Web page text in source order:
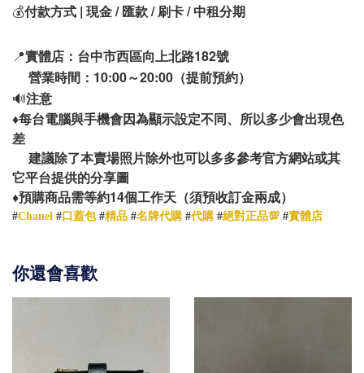
💰付款方式 | 現金 / 匯款 / 刷卡 / 中租分期
📍實體店：台中市西區向上北路182號
營業時間：10:00～20:00（提前預約）
🔊注意
♦️每台電腦與手機會因為顯示設定不同、所以多少會出現色
差
建議除了本賣場照片除外也可以多多參考官方網站或其
它平台提供的分享圖
♦️預購商品需等約14個工作天（須預收訂金兩成）
#Chanel # 口蓋包#精品 #名牌代購 #代購 #絕對正品💯 #實體店
你還會喜歡